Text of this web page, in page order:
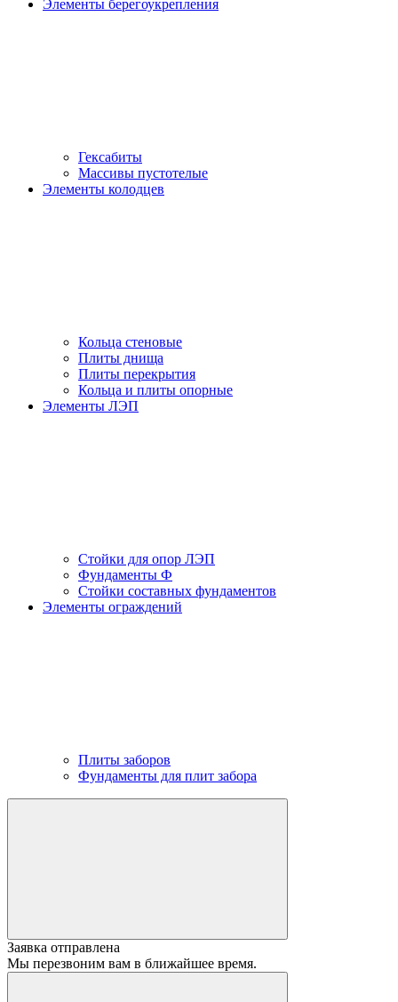
Элементы берегоукрепления
Гексабиты
Массивы пустотелые
Элементы колодцев
Кольца стеновые
Плиты днища
Плиты перекрытия
Кольца и плиты опорные
Элементы ЛЭП
Стойки для опор ЛЭП
Фундаменты Ф
Стойки составных фундаментов
Элементы ограждений
Плиты заборов
Фундаменты для плит забора
Заявка отправлена
Мы перезвоним вам в ближайшее время.